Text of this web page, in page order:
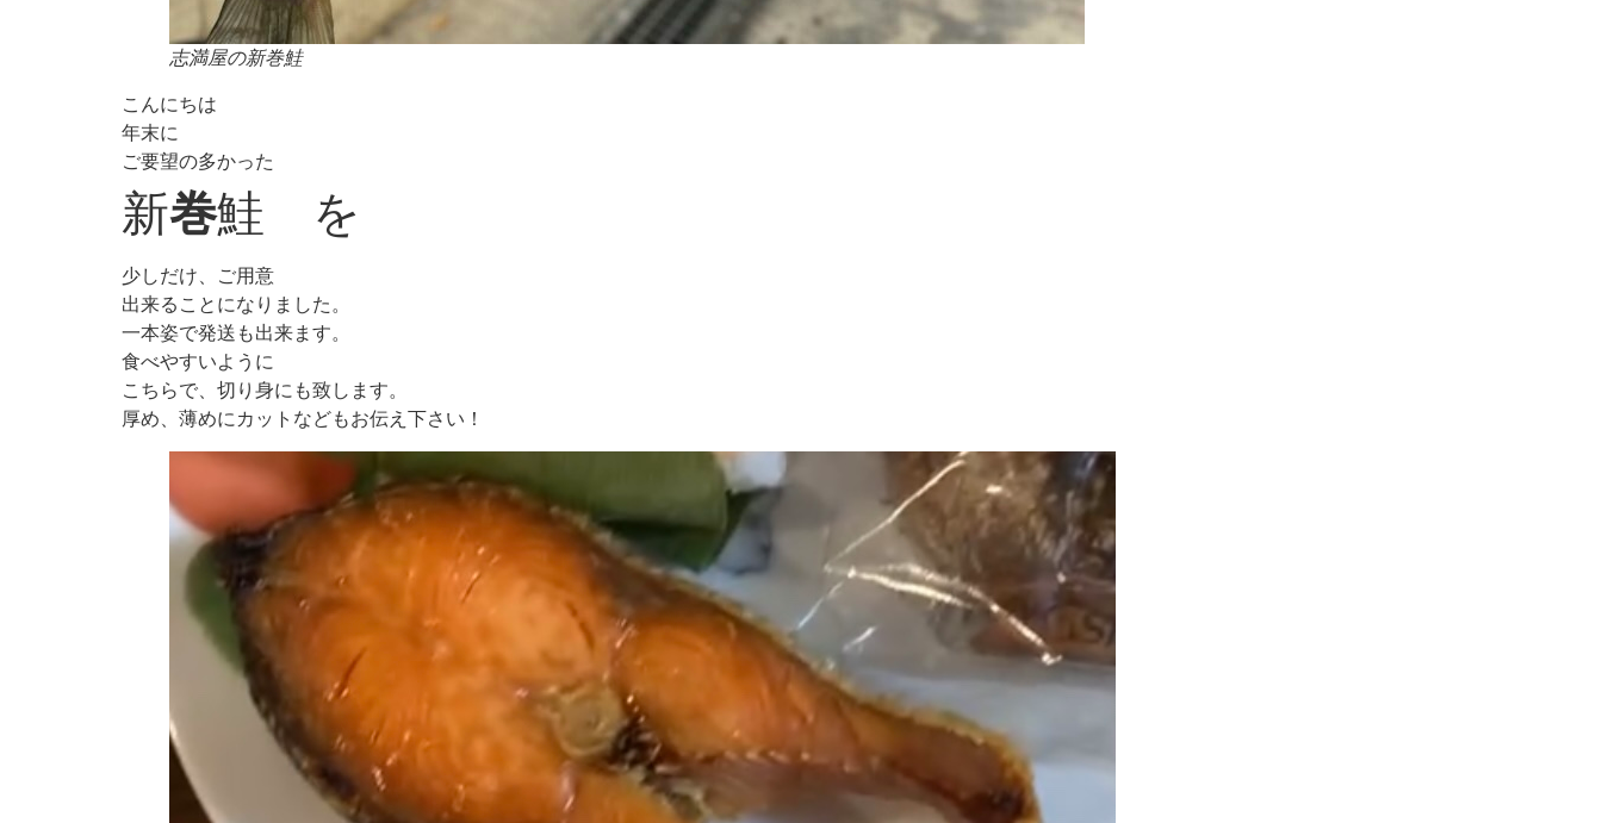
志満屋の新巻鮭
こんにちは
年末に
ご要望の多かった
新巻鮭 を
少しだけ、ご用意
出来ることになりました。
一本姿で発送も出来ます。
食べやすいように
こちらで、切り身にも致します。
厚め、薄めにカットなどもお伝え下さい！